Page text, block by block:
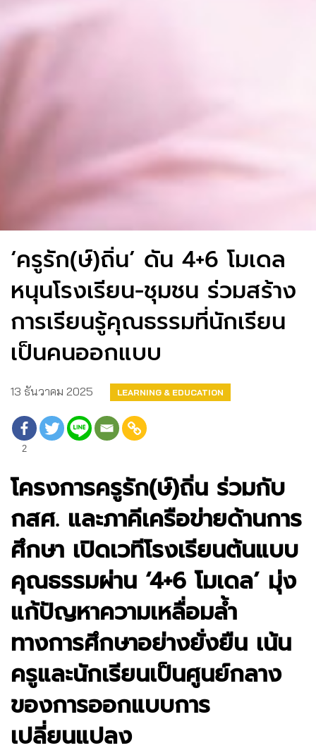
‘ครูรัก(ษ์)ถิ่น’ ดัน 4+6 โมเดล
หนุนโรงเรียน-ชุมชน ร่วมสร้าง
การเรียนรู้คุณธรรมที่นักเรียน
เป็นคนออกแบบ
13 ธันวาคม 2025 LEARNING & EDUCATION
2
โครงการครูรัก(ษ์)ถิ่น ร่วมกับ
กสศ. และภาคีเครือข่ายด้านการ
ศึกษา เปิดเวทีโรงเรียนต้นแบบ
คุณธรรมผ่าน ‘4+6 โมเดล’ มุ่ง
แก้ปัญหาความเหลื่อมล้ำ
ทางการศึกษาอย่างยั่งยืน เน้น
ครูและนักเรียนเป็นศูนย์กลาง
ของการออกแบบการ
เปลี่ยนแปลง